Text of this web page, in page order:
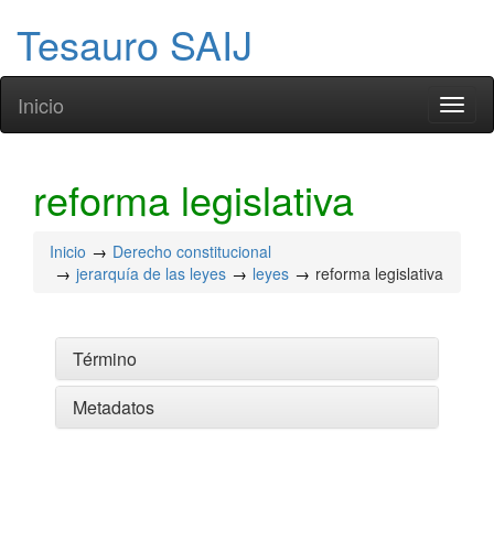
Tesauro SAIJ
Inicio
reforma legislativa
Inicio
Derecho constitucional
jerarquía de las leyes
leyes reforma legislativa
Término
Metadatos